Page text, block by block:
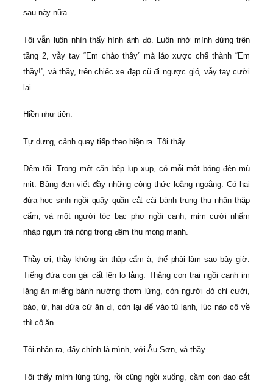
sau này nữa.
Tôi vẫn luôn nhìn thấy hình ảnh đó. Luôn nhớ mình đứng trên
tầng 2, vẫy tay “Em chào thầy” mà láo xược chế thành “Em
thầy!”, và thầy, trên chiếc xe đạp cũ đi ngược gió, vẫy tay cười
lại.
Hiền như tiên.
Tự dưng, cảnh quay tiếp theo hiện ra. Tôi thấy…
Đêm tối. Trong một căn bếp lụp xụp, có mỗi một bóng đèn mù
mịt. Bảng đen viết đầy những công thức loằng ngoằng. Có hai
đứa học sinh ngồi quây quần cắt cái bánh trung thu nhân thập
cẩm, và một người tóc bạc phơ ngồi cạnh, mỉm cười nhấm
nháp ngụm trà nóng trong đêm thu mong manh.
Thầy ơi, thầy không ăn thập cẩm à, thế phải làm sao bây giờ.
Tiếng đứa con gái cất lên lo lắng. Thằng con trai ngồi cạnh im
lặng ăn miếng bánh nướng thơm lừng, còn người đó chỉ cười,
bảo, ừ, hai đứa cứ ăn đi, còn lại để vào tủ lạnh, lúc nào cô về
thì cô ăn.
Tôi nhận ra, đấy chính là mình, với Âu Sơn, và thầy.
Tôi thấy mình lúng túng, rồi cũng ngồi xuống, cầm con dao cắt